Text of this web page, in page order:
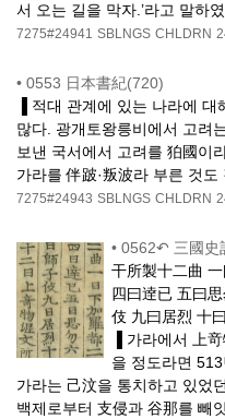
서 오는 길을 막자.’라고 말하
7275#24941 SBLNGS CHLDRN
• 0553 日本書紀(720)
▐ 적대 관계에 있는 나라에
많다. 광개토왕릉비에서 고려
보낸 국서에서 고려를 狛國이
가라를 伴跛·叛波라 부른 것
7275#24943 SBLNGS CHLDRN
• 0562↶ 三國史
干所製十二曲
四曰逹已 五曰
伎 九曰居烈 十
▐ 가라에서 上
을 정도라면
가라는 己汶을 통치하고 있었
백제로부터 支侵과 谷那를 빼